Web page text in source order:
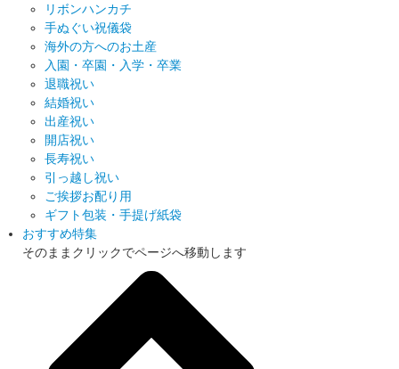
リボンハンカチ
手ぬぐい祝儀袋
海外の方へのお土産
入園・卒園・入学・卒業
退職祝い
結婚祝い
出産祝い
開店祝い
長寿祝い
引っ越し祝い
ご挨拶お配り用
ギフト包装・手提げ紙袋
おすすめ特集
そのままクリックでページへ移動します